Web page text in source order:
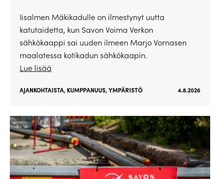
Iisalmen Mäkikadulle on ilmestynyt uutta
katutaidetta, kun Savon Voima Verkon
sähkökaappi sai uuden ilmeen Marjo Vornasen
maalatessa kotikadun sähkökaapin.
Lue lisää
AJANKOHTAISTA, KUMPPANUUS,YMPÄRISTÖ 4.8.2026